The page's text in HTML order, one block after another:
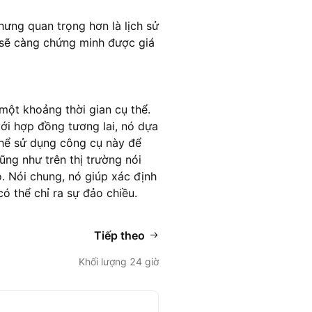
quan trọng hơn là lịch sử
càng chứng minh được giá
khoảng thời gian cụ thể.
hợp đồng tương lai, nó dựa
sử dụng công cụ này để
như trên thị trường nói
Nói chung, nó giúp xác định
thể chỉ ra sự đảo chiều.
Tiếp theo
Khối lượng 24 giờ